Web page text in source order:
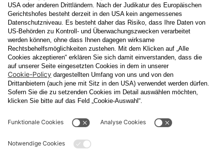
E-Mail
Datenschutzerklärung
Ja , ich erlaube, dass meine personenbezogenen Daten, nämlich
Name undE-Mail-Adressefür personalisierte Zusendungen per E-
Mail, die Informationen über Events und das
Veranstaltungsprogramm vom Congress Center Baden
enthalten, von der "CCB" Congress Center Baden
Betriebsgesellschaft m.b.H. verarbeitet werden.
Die Verarbeitung meiner Daten erfolgt entsprechend der
Datenschutzerklärung der Casinos Austria Aktiengesellschaft und
unterwww.casinos.at/datenschutzabrufen und einsehen kann. Die
Einwilligung kann ich jederzeit postalisch an "CCB" Congress
2500 Baden, per E-Mail an
datenschutz@cal.at
oder in jeder elektronischen Zusendung